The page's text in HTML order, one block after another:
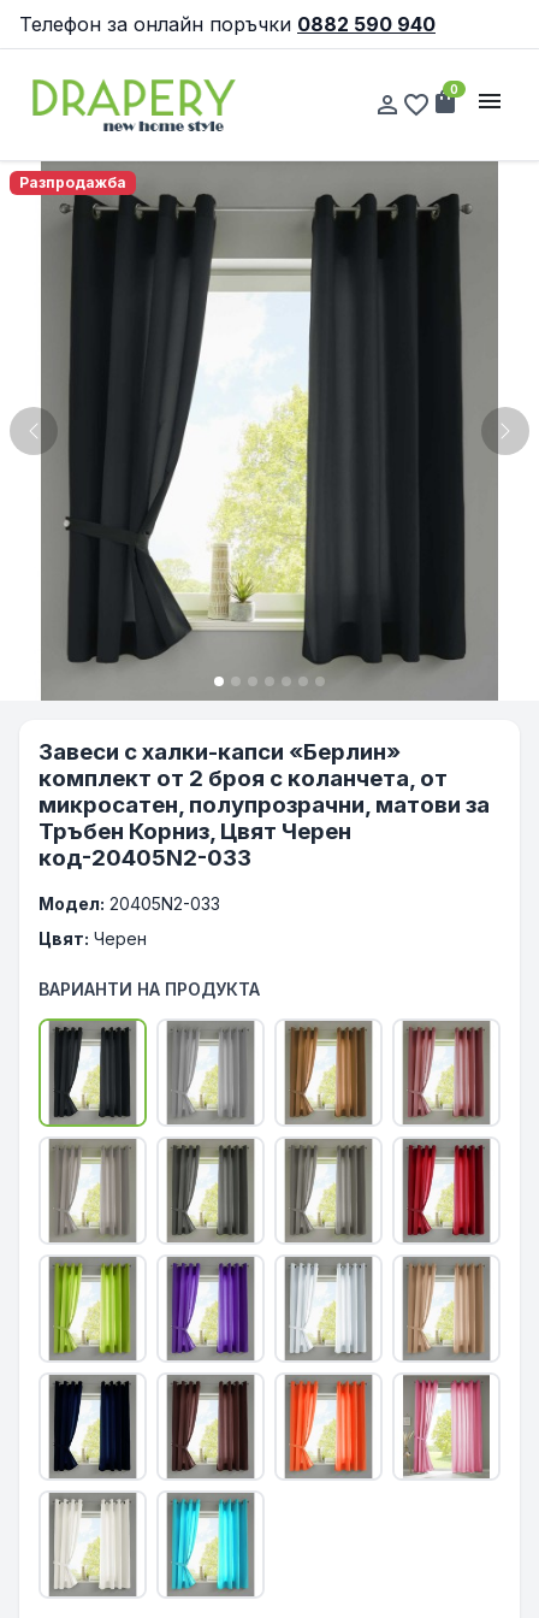
Телефон за онлайн поръчки 0882 590 940
person_outline favorite_border shopping_bag
0 menu
Разпродажба
Previous
Завеси с халки-капси «Берлин»
комплект от 2 броя с коланчета, от
микросатен, полупрозрачни, матови за
Тръбен Корниз, Цвят Черен
код-20405N2-033
Модел: 20405N2-033
Цвят: Черен
ВАРИАНТИ НА ПРОДУКТА